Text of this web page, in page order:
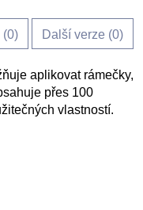
(0) Další verze (0)
aplikovat rámečky,
přes 100
vlastností.